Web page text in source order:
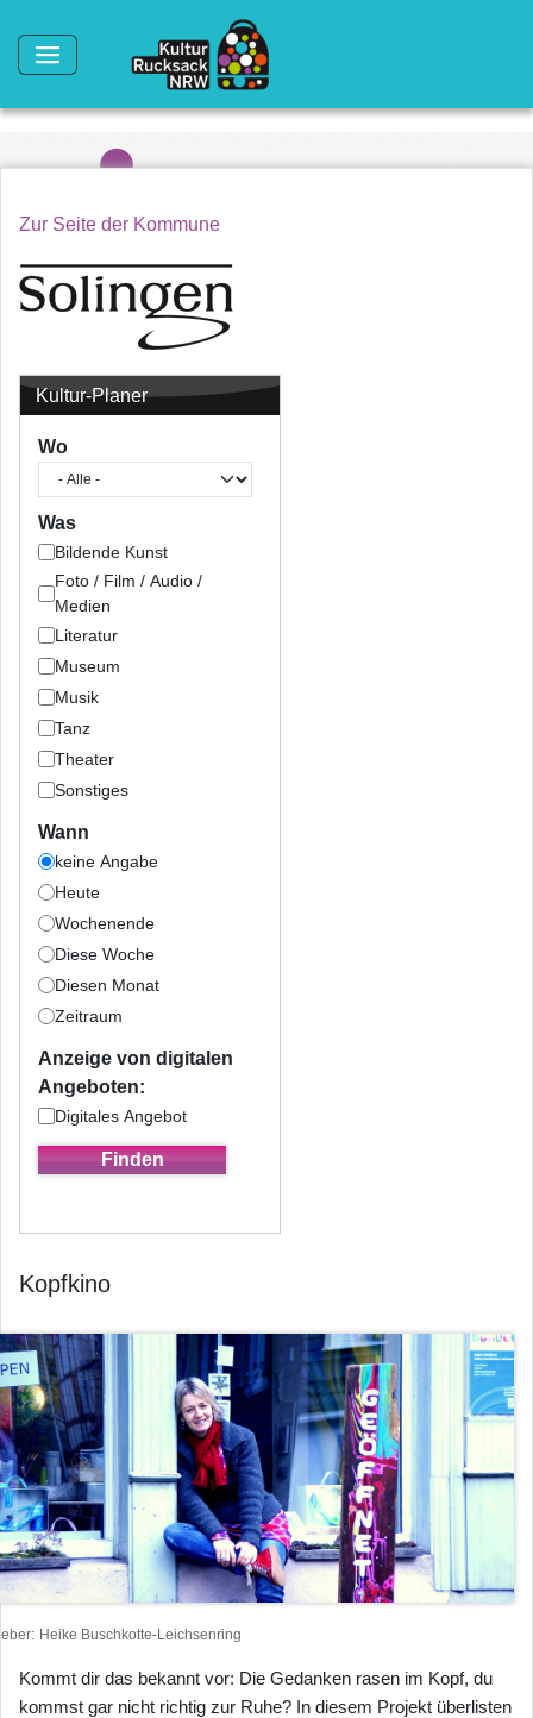
Zur Seite der Kommune
Kultur-Planer
Wo
Was
Bildende Kunst
Foto / Film / Audio /
Medien
Literatur
Museum
Musik
Tanz
Theater
Sonstiges
Wann
keine Angabe
Heute
Wochenende
Diese Woche
Diesen Monat
Zeitraum
Anzeige von digitalen
Angeboten:
Digitales Angebot
Kopfkino
Heike Buschkotte-Leichsenring
Kommt dir das bekannt vor: Die Gedanken rasen im Kopf, du
kommst gar nicht richtig zur Ruhe? In diesem Projekt überlisten